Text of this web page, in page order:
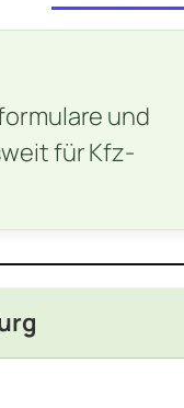
und
für Kfz-